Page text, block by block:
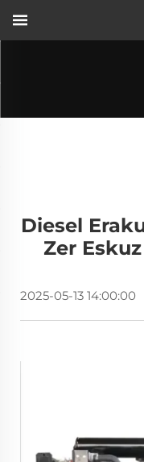
Diesel
Zer
2025-05-13 14:00:00